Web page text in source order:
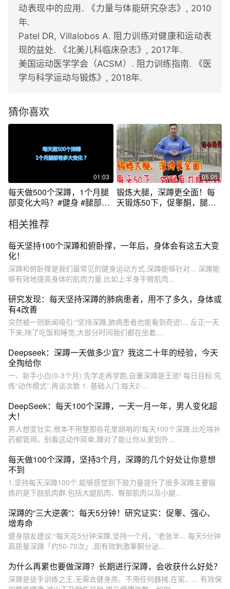
动表现中的应用. 《力量与体能研究杂志》, 2010
年.
Patel DR, Villalobos A. 阻力训练对健康和运动表
现的益处. 《北美儿科临床杂志》, 2017年.
美国运动医学学会（ACSM）. 阻力训练指南. 《医
学与科学运动与锻炼》, 2018年.
猜你喜欢
01:03
每天做500个深蹲，1个月腿
部变化大吗？#健身 #腿部训
05:06
锻炼大腿，深蹲更全面！每
天锻炼50下，促睾酮，腿脚
相关推荐
每天坚持100个深蹲和俯卧撑，一年后，身体会有这五大变
化！
深蹲和俯卧撑是我们最常见的健身运动方式,深蹲能够针对... 深蹲能
够有效地提高身体的肌肉力量,比如上半身手臂肌肉...
研究发现：每天坚持深蹲的肺病患者，用不了多久，身体或
有4改善
突然被一则新闻吸引:“坚持深蹲,肺病患者也能看到奇迹!... 反正一天
下来,除了吃饭和睡觉,大部分时间我们都在坐着,...
Deepseek：深蹲一天做多少宜？我这二十年的经验，今天
全掏给你
一、新手小白(0-3个月):先学走再学跑,自重深蹲是王道! 每日目标:先
练“动作模式”,再谈次数 1. 基础入门:每天2-...
DeepSeek：每天100个深蹲，一天一月一年，男人变化超
大！
男人想变壮实,根本不用整那些花里胡哨的!每天100个深蹲,比吃啥补
药都管用。别看这动作简单,蹲对了能让你从里到外...
每天做100个深蹲，坚持3个月，深蹲的几个好处让你意想
不到
1,坚持每天深蹲100个,能够感觉到下肢力量提升了很多深蹲主要锻
炼的是下肢肌肉群,包括大腿肌肉、臀部肌肉以及小腿...
深蹲的“三大逆袭”：每天5分钟！研究证实：促睾、强心、
增寿命
健身朋友建议:“每天花5分钟深蹲,坚持一个月。”老张半... 每天5分钟
高质量深蹲「约50-70次」,即有效刺激睾酮分泌...
为什么再累也要做深蹲？长期进行深蹲，会收获什么好处？
深蹲是徒手训练之王,无需去健身房、不用任何器械,在家、... 有效保